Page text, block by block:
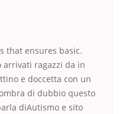
that ensures basic.
arrivati ragazzi da in
e doccetta con un
di dubbio questo
diAutismo e sito